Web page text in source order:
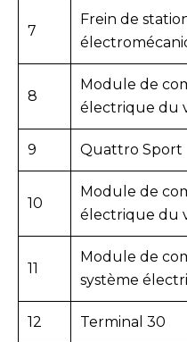
7
Frein de
8
Module de
électrique du
9 Quattro Sport
10
Module de
électrique du
11
Module de
système
12 Terminal 30